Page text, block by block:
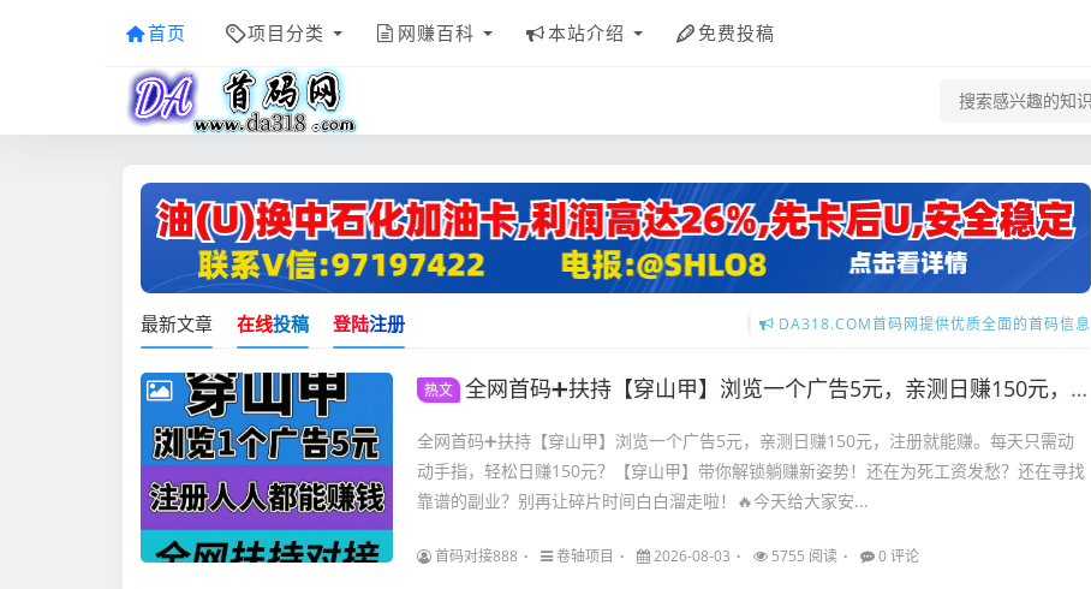
首页 项目分类 网赚百科 本站介绍 免费投稿
最新文章 在线投稿 登陆注册
找项目推项目就上DA318.COM首码网
DA318.COM首码网提供优质全面的首码信息
热文 全网首码➕扶持【穿山甲】浏览一个广告5元，亲测日赚150元，注册就能赚。
全网首码➕扶持【穿山甲】浏览一个广告5元，亲测日赚150元，注册就能赚。每天只需动
动手指，轻松日赚150元？【穿山甲】带你解锁躺赚新姿势！还在为死工资发愁？还在寻找
靠谱的副业？别再让碎片时间白白溜走啦！🔥今天给大家安...
首码对接888 卷轴项目 2026-08-03 5755 阅读 0 评论